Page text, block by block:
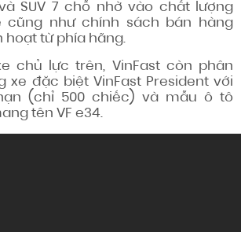
SUV 7 chỗ nhờ vào chất lượng
cũng như chính sách bán hàng
hoạt từ phía hãng.
chủ lực trên, VinFast còn phân
xe đặc biệt VinFast President với
(chỉ 500 chiếc) và mẫu ô tô
tên VF e34.